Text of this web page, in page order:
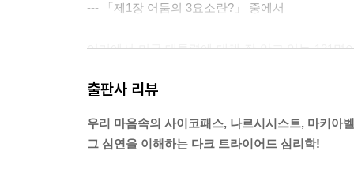
제5장 자기 자신과 타인 내면의 악마를 파악하는
각 퍼스낼리티에 따라 거짓말 양상이 다르다
갑질이나 정신적 폭력을 가하는 사람은 어둠의 3
남녀 모두 낮은 페미니즘 & 미소지니
--- 「제1장 어둠의 3요소란?」 중에서
여기에서 미국 대통령에 대해 잘 알고 있는 121명
려움 없는 지배성 측면이 높은 대통령은 전체적
과 그 외 사이코패시와의 관련성은 보이지 않았다.
--- 「제2장 3인의 악마와 가면 속 얼굴」 중에서
출판사 리뷰
우리 마음속의 사이코패스, 나르시시스트, 마키아
그 심연을 이해하는 다크 트라이어드 심리학!